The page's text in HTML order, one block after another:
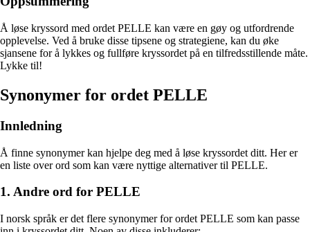
Å løse kryssord med ordet PELLE kan være en gøy og utfordrende
opplevelse. Ved å bruke disse tipsene og strategiene, kan du øke
sjansene for å lykkes og fullføre kryssordet på en tilfredsstillende måte.
Lykke til!
Synonymer for ordet PELLE
Innledning
Å finne synonymer kan hjelpe deg med å løse kryssordet ditt. Her er
en liste over ord som kan være nyttige alternativer til PELLE.
1. Andre ord for PELLE
I norsk språk er det flere synonymer for ordet PELLE som kan passe